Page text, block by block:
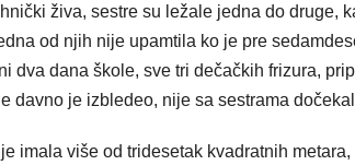
živa, sestre su ležale jedna do druge,
od njih nije upamtila ko je pre
dva dana škole, sve tri dečačkih frizura,
davno je izbledeo, nije sa sestrama
imala više od tridesetak kvadratnih